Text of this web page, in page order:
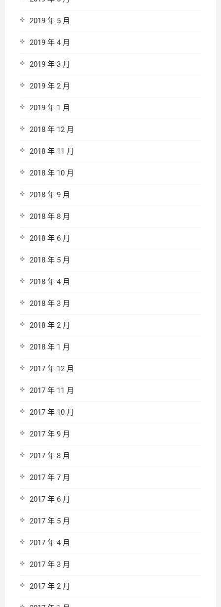
2019 年 5 月
2019 年 4 月
2019 年 3 月
2019 年 2 月
2019 年 1 月
2018 年 12 月
2018 年 11 月
2018 年 10 月
2018 年 9 月
2018 年 8 月
2018 年 6 月
2018 年 5 月
2018 年 4 月
2018 年 3 月
2018 年 2 月
2018 年 1 月
2017 年 12 月
2017 年 11 月
2017 年 10 月
2017 年 9 月
2017 年 8 月
2017 年 7 月
2017 年 6 月
2017 年 5 月
2017 年 4 月
2017 年 3 月
2017 年 2 月